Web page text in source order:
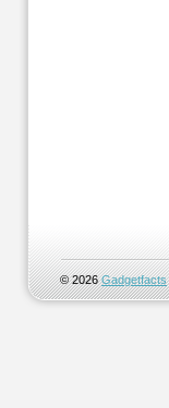
© 2026Gadgetfacts